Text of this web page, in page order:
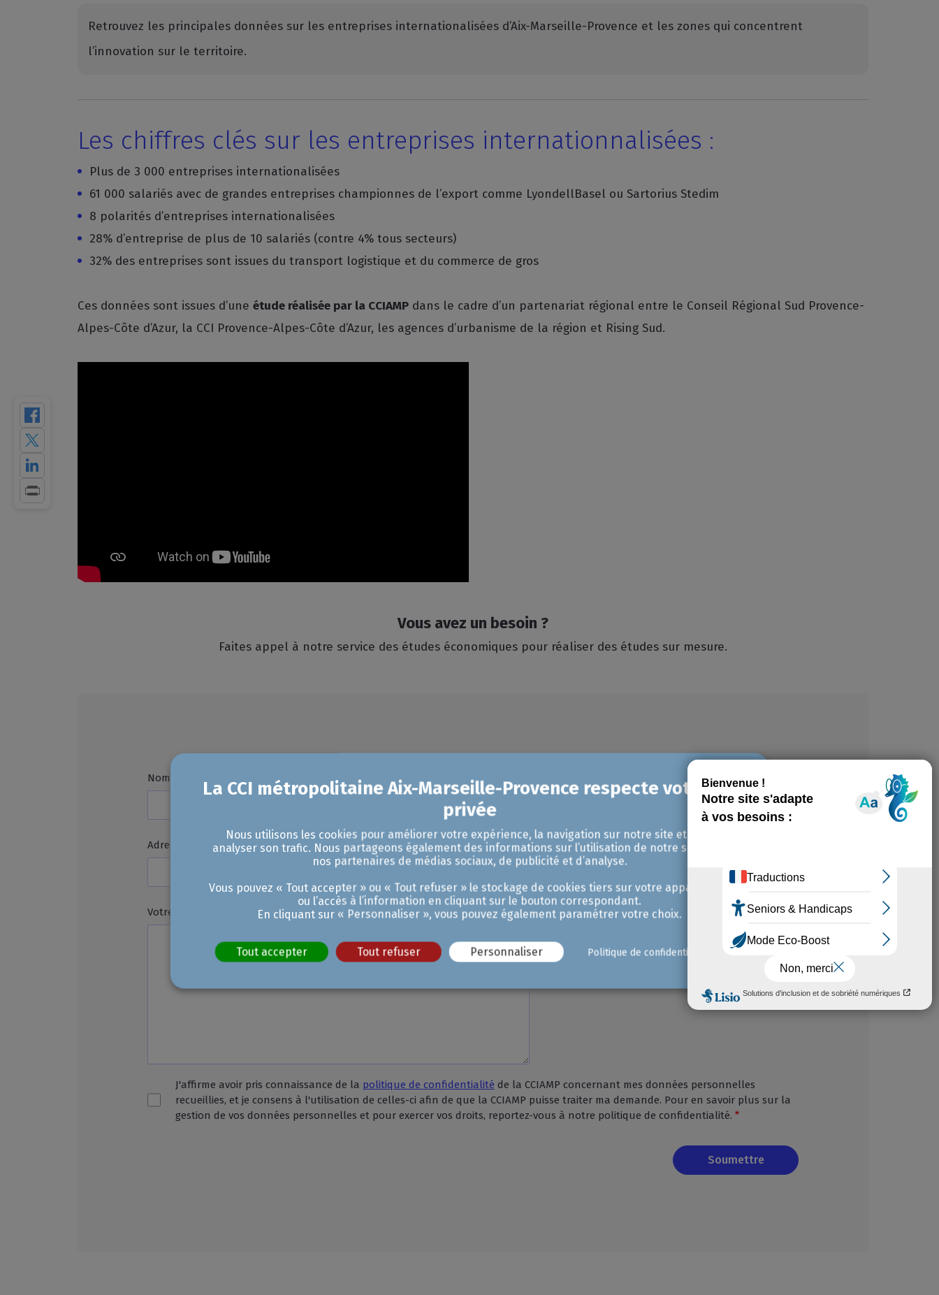
Retrouvez les principales données sur les entreprises internationalisées d’Aix-Marseille-Provence et les zones qui concentrent
l’innovation sur le territoire.
Les chiffres clés sur les entreprises internationnalisées :
Plus de 3 000 entreprises internationalisées
61 000 salariés avec de grandes entreprises championnes de l’export comme LyondellBasel ou Sartorius Stedim
8 polarités d’entreprises internationalisées
28% d’entreprise de plus de 10 salariés (contre 4% tous secteurs)
32% des entreprises sont issues du transport logistique et du commerce de gros
Ces données sont issues d’une étude réalisée par la CCIAMPdans le cadre d’un partenariat régional entre le Conseil Régional Sud Provence-
Alpes-Côte d’Azur, la CCI Provence-Alpes-Côte d’Azur, les agences d’urbanisme de la région et Rising Sud.
Vous avez un besoin ?
Faites appel à notre service des études économiques pour réaliser des études sur mesure.
Nom
Adresse e-mail Raison sociale / Structure
Votre besoin d'étude (en quelques mots) :
J'affirme avoir pris connaissance de la politique de confidentialité de la CCIAMP concernant mes données personnelles
recueillies, et je consens à l'utilisation de celles-ci afin de que la CCIAMP puisse traiter ma demande. Pour en savoir plus sur la
gestion de vos données personnelles et pour exercer vos droits, reportez-vous à notre politique de confidentialité.
Nous utilisons les cookies pour améliorer votre expérience, la navigation sur notre site et pour
analyser son trafic. Nous partageons également des informations sur l’utilisation de notre site avec
nos partenaires de médias sociaux, de publicité et d’analyse.
Vous pouvez « Tout accepter » ou « Tout refuser » le stockage de cookies tiers sur votre appareil et /
ou l’accès à l’information en cliquant sur le bouton correspondant.
En cliquant sur « Personnaliser », vous pouvez également paramétrer votre choix.
Tout accepter Tout refuser Personnaliser Politique de confidentialité